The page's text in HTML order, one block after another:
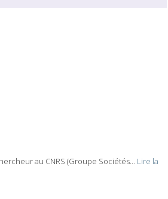
au CNRS (Groupe Sociétés... Lire la